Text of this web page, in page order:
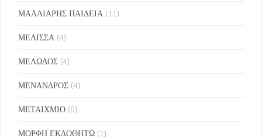
ΜΑΛΛΙΑΡΗΣ ΠΑΙΔΕΙΑ (11)
ΜΕΛΙΣΣΑ (4)
ΜΕΛΩΔΟΣ (4)
ΜΕΝΑΝΔΡΟΣ (4)
ΜΕΤΑΙΧΜΙΟ (6)
ΜΟΡΦΗ ΕΚΔΟΘΗΤΩ (1)